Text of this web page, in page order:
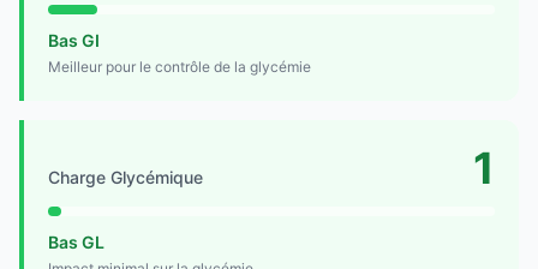
Bas GI
Meilleur pour le contrôle de la glycémie
Charge Glycémique 1
Bas GL